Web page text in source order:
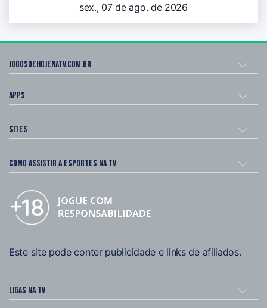
sex., 07 de ago. de 2026
Jogosdehojenatv.com.br
Apps
Sites
Como assistir a esportes na TV
Este site pode conter publicidade e links de afiliados.
Ligas na TV